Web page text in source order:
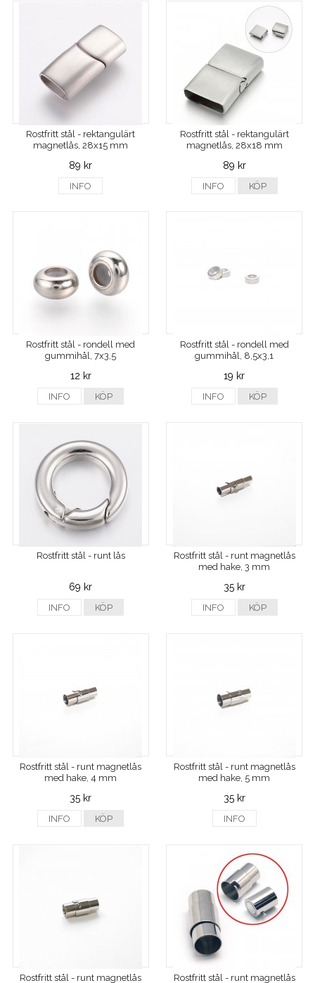
Rostfritt stål - rektangulärt
magnetlås, 28x15 mm
89 kr
INFO
Rostfritt stål - rektangulärt
magnetlås, 28x18 mm
89 kr
INFO KÖP
Rostfritt stål - rondell med
gummihål, 7x3,5
12 kr
INFO KÖP
Rostfritt stål - rondell med
gummihål, 8,5x3,1
19 kr
INFO KÖP
Rostfritt stål - runt lås
69 kr
INFO KÖP
Rostfritt stål - runt magnetlås
med hake, 3 mm
35 kr
INFO KÖP
Rostfritt stål - runt magnetlås
med hake, 4 mm
35 kr
INFO KÖP
Rostfritt stål - runt magnetlås
med hake, 5 mm
35 kr
INFO
Rostfritt stål - runt magnetlås Rostfritt stål - runt magnetlås